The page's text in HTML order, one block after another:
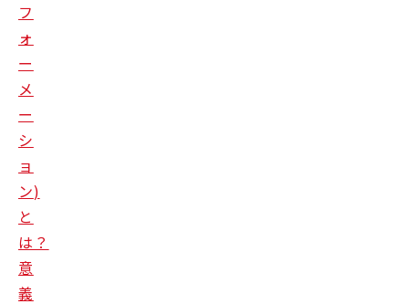
フ
ォ
ー
メ
ー
シ
ョ
ン)
と
は？
意
義